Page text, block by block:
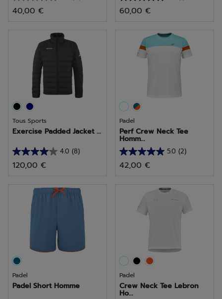
0.0
sur
40,00 €
5.0
sur
étoiles.
60,00 €
Tous Sports
Exercise Padded Jacket ...
4.0 (8)
4.0
sur
étoiles.
120,00 €
Padel
Perf Crew Neck Tee
Homm...
5.0 (2)
5.0
sur
42,00 €
Padel
Padel Short Homme
Padel
Crew Neck Tee Lebron
Ho...